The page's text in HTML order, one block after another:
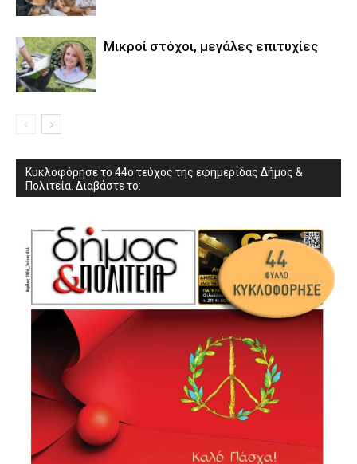
Μικροί στόχοι, μεγάλες επιτυχίες
Κυκλοφόρησε το 44ο τεύχος της εφημερίδας Δήμος &
Πολιτεία. Διαβάστε το: